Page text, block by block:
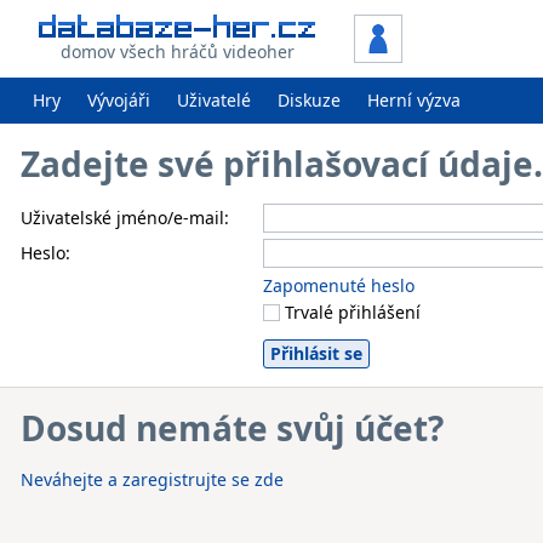
domov všech hráčů videoher
Hry Vývojáři Uživatelé Diskuze Herní výzva
Zadejte své přihlašovací
Uživatelské jméno/e-mail:
Heslo:
Zapomenuté heslo
Trvalé přihlášení
Dosud nemáte svůj účet?
Neváhejte a zaregistrujte se zde